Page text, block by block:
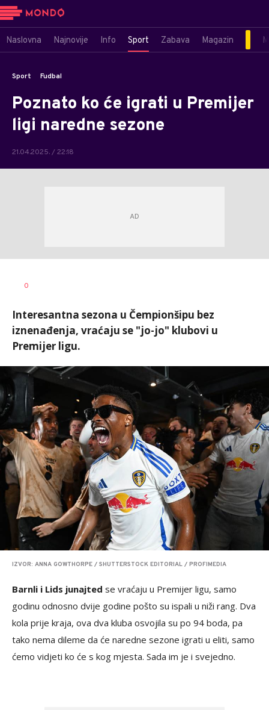
Naslovna Najnovije Info Sport Zabava Magazin
Sport Fudbal
Poznato ko će igrati u Premijer
ligi naredne sezone
21.04.2025. / 22:18
AUTOR
0
Interesantna sezona u Čempionšipu bez
iznenađenja, vraćaju se "jo-jo" klubovi u
Premijer ligu.
IZVOR: ANNA GOWTHORPE / SHUTTERSTOCK EDITORIAL / PROFIMEDIA
Barnli i Lids junajted se vraćaju u Premijer ligu, samo
godinu odnosno dvije godine pošto su ispali u niži rang. Dva
kola prije kraja, ova dva kluba osvojila su po 94 boda, pa
tako nema dileme da će naredne sezone igrati u eliti, samo
ćemo vidjeti ko će s kog mjesta. Sada im je i svejedno.